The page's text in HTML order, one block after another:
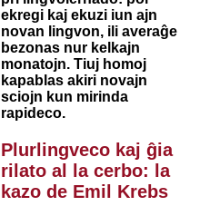
ekregi kaj ekuzi iun ajn
novan lingvon, ili averaĝe
bezonas nur kelkajn
monatojn. Tiuj homoj
kapablas akiri novajn
sciojn kun mirinda
rapideco.
Plurlingveco kaj ĝia
rilato al la cerbo: la
kazo de Emil Krebs